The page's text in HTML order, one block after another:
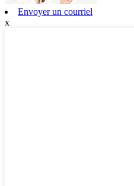
Envoyer un courriel
x